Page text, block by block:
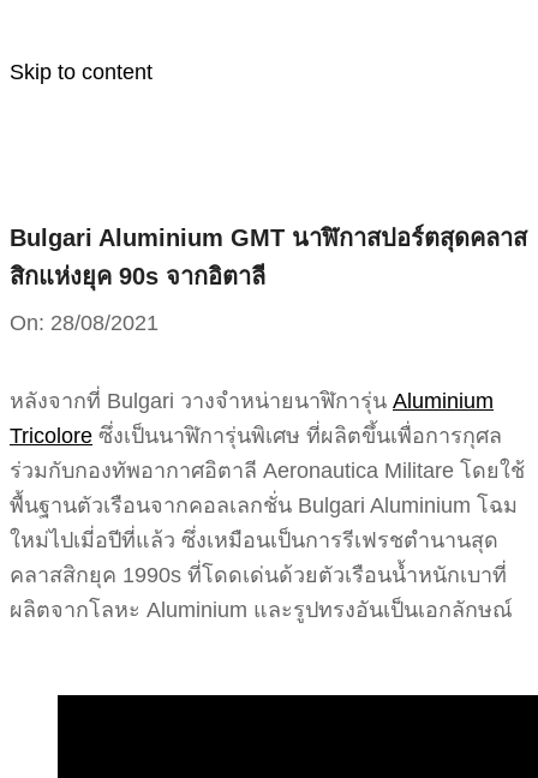
Skip to content
Bulgari Aluminium GMT นาฬิกาสปอร์ตสุดคลาส
สิกแห่งยุค 90s จากอิตาลี
On: 28/08/2021
หลังจากที่ Bulgari วางจำหน่ายนาฬิการุ่น Aluminium
Tricolore ซึ่งเป็นนาฬิการุ่นพิเศษ ที่ผลิตขึ้นเพื่อการกุศล
ร่วมกับกองทัพอากาศอิตาลี Aeronautica Militare โดยใช้
พื้นฐานตัวเรือนจากคอลเลกชั่น Bulgari Aluminium โฉม
ใหม่ไปเมี่อปีที่แล้ว ซึ่งเหมือนเป็นการรีเฟรชตำนานสุด
คลาสสิกยุค 1990s ที่โดดเด่นด้วยตัวเรือนน้ำหนักเบาที่
ผลิตจากโลหะ Aluminium และรูปทรงอันเป็นเอกลักษณ์